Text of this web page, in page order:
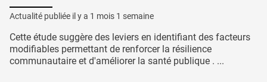
Actualité publiée il y a 1 mois 1 semaine
Cette étude suggère des leviers en identifiant des facteurs
modifiables permettant de renforcer la résilience
communautaire et d'améliorer la santé publique . ...